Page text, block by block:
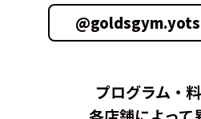
プログラム・